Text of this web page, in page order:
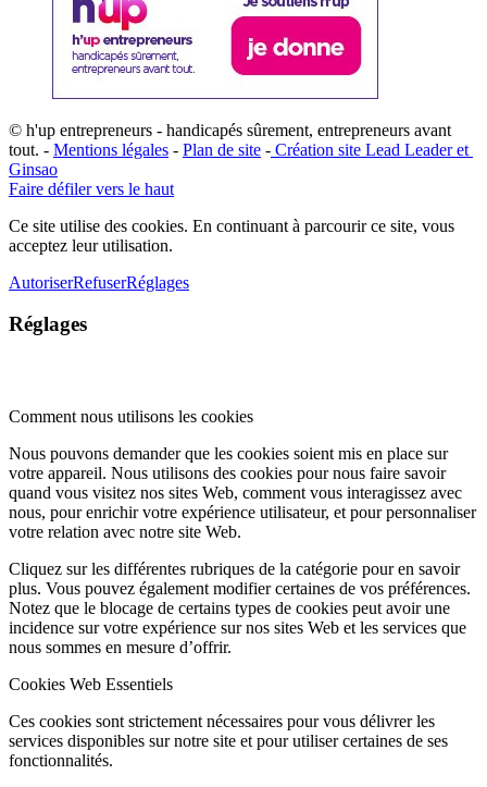
© h'up entrepreneurs - handicapés sûrement, entrepreneurs avant
tout. - Mentions légales - Plan de site - ​Création site ​​Lead Leader​ et ​
G​insao
Faire défiler vers le haut
Ce site utilise des cookies. En continuant à parcourir ce site, vous
acceptez leur utilisation.
AutoriserRefuserRéglages
Réglages
Comment nous utilisons les cookies
Nous pouvons demander que les cookies soient mis en place sur
votre appareil. Nous utilisons des cookies pour nous faire savoir
quand vous visitez nos sites Web, comment vous interagissez avec
nous, pour enrichir votre expérience utilisateur, et pour personnaliser
votre relation avec notre site Web.
Cliquez sur les différentes rubriques de la catégorie pour en savoir
plus. Vous pouvez également modifier certaines de vos préférences.
Notez que le blocage de certains types de cookies peut avoir une
incidence sur votre expérience sur nos sites Web et les services que
nous sommes en mesure d’offrir.
Cookies Web Essentiels
Ces cookies sont strictement nécessaires pour vous délivrer les
services disponibles sur notre site et pour utiliser certaines de ses
fonctionnalités.